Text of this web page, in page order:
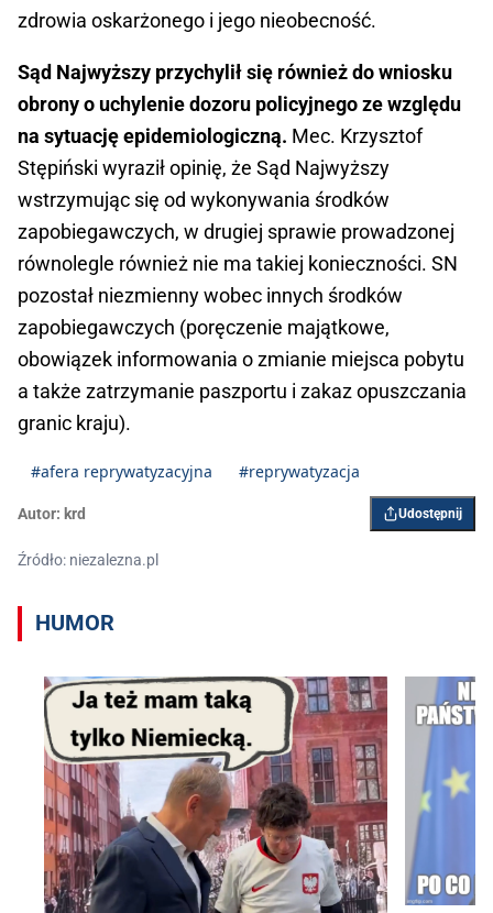
zdrowia oskarżonego i jego nieobecność.
Sąd Najwyższy przychylił się również do wniosku
obrony o uchylenie dozoru policyjnego ze względu
na sytuację epidemiologiczną. Mec. Krzysztof
Stępiński wyraził opinię, że Sąd Najwyższy
wstrzymując się od wykonywania środków
zapobiegawczych, w drugiej sprawie prowadzonej
równolegle również nie ma takiej konieczności. SN
pozostał niezmienny wobec innych środków
zapobiegawczych (poręczenie majątkowe,
obowiązek informowania o zmianie miejsca pobytu
a także zatrzymanie paszportu i zakaz opuszczania
granic kraju).
#afera reprywatyzacyjna #reprywatyzacja
Autor: krd Udostępnij
Źródło: niezalezna.pl
HUMOR